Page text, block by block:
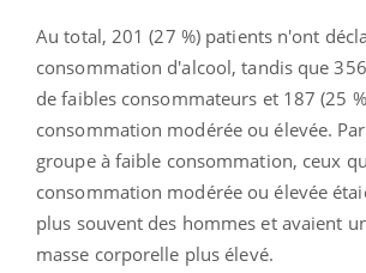
Au total, 201 (27 %) patients n'ont
consommation d'alcool, tandis que
de faibles consommateurs et 187 (25
consommation modérée ou élevée.
groupe à faible consommation, ceux
consommation modérée ou élevée
plus souvent des hommes et avaient
masse corporelle plus élevé.